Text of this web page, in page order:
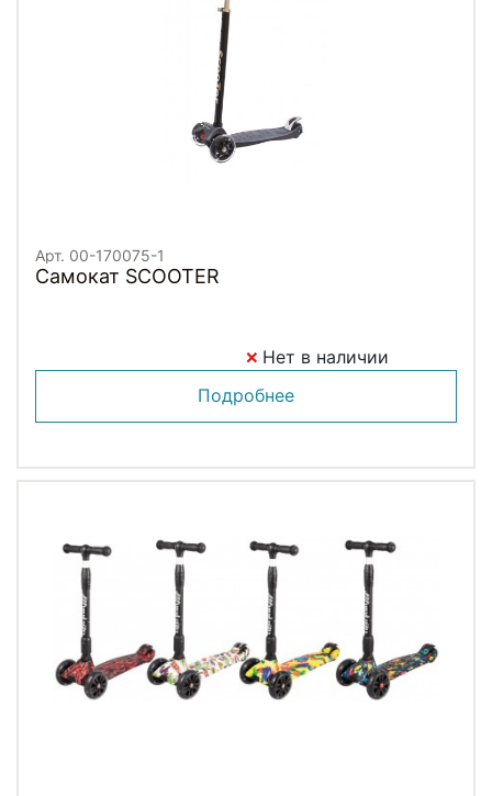
Арт. 00-170075-1
Самокат SCOOTER
Нет в наличии
Подробнее